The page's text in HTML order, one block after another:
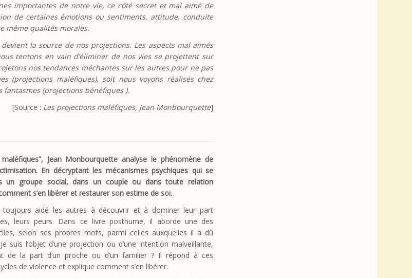
importantes de notre vie, ce côté secret et mal aimé de
de certaines émotions ou sentiments, attitude, conduite
même qualités morales.
la source de nos projections. Les aspects mal aimés
tentons en vain d’éliminer de nos vies se projettent sur
nos tendances méchantes sur les autres pour ne pas
(projections maléfiques), soit nous voyons réalisés chez
fantasmes (projections bénéfiques ).
[Source : Les projections maléfiques, Jean Monbourquette]
Jean Monbourquette analyse le phénomène de
En décryptant les mécanismes psychiques qui se
un groupe social, dans un couple ou dans toute relation
s’en libérer et restaurer son estime de soi.
toujours aidé les autres à découvrir et à dominer leur part
leurs peurs. Dans ce livre posthume, il aborde une des
selon ses propres mots, parmi celles auxquelles il a dû
suis l’objet d’une projection ou d’une intention malveillante,
de la part d’un proche ou d’un familier ? Il répond à ces
de violence et explique comment s’en libérer.